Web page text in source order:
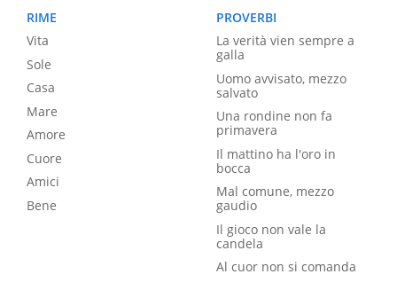
RIME
Vita
Sole
Casa
Mare
Amore
Cuore
Amici
Bene
PROVERBI
La verità vien sempre a
galla
Uomo avvisato, mezzo
salvato
Una rondine non fa
primavera
Il mattino ha l'oro in
bocca
Mal comune, mezzo
gaudio
Il gioco non vale la
candela
Al cuor non si comanda